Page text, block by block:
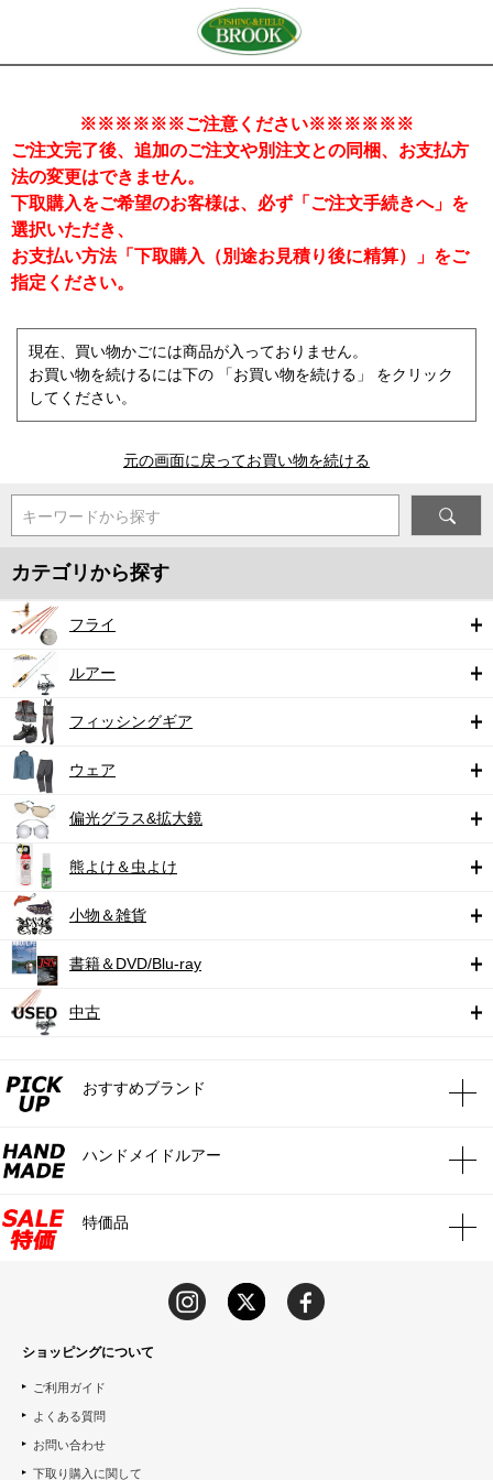
※※※※※※ご注意ください※※※※※※
ご注文完了後、追加のご注文や別注文との同梱、お支払方
法の変更はできません。
下取購入をご希望のお客様は、必ず「ご注文手続きへ」を
選択いただき、
お支払い方法「下取購入（別途お見積り後に精算）」をご
指定ください。
現在、買い物かごには商品が入っておりません。
お買い物を続けるには下の 「お買い物を続ける」 をクリック
してください。
元の画面に戻ってお買い物を続ける
キーワードから探す
カテゴリから探す
フライ
ルアー
フィッシングギア
ウェア
偏光グラス&拡大鏡
熊よけ＆虫よけ
小物＆雑貨
書籍＆DVD/Blu-ray
中古
おすすめブランド
ハンドメイドルアー
特価品
ショッピングについて
ご利用ガイド
よくある質問
お問い合わせ
下取り購入に関して